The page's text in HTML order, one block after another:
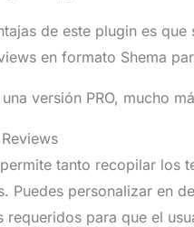
de este plugin es
en formato Shema
versión PRO, mucho
tanto recopilar los
Puedes personalizar en
requeridos para que el